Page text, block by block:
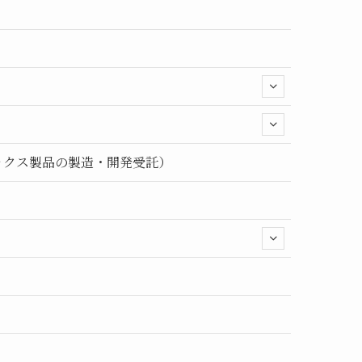
ス製品の製造・開発受託）